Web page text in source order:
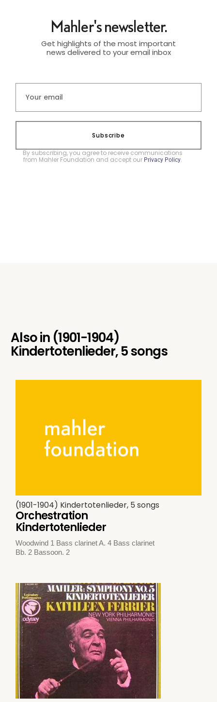
Mahler's newsletter.
Get highlights of the most important
news delivered to your email inbox
Subscribe
By subscribing, you agree to receive communications
from Mahler Foundation and accept our Privacy Policy.
Also in (1901-1904)
Kindertotenlieder, 5 songs
(1901-1904) Kindertotenlieder, 5 songs
Orchestration
Kindertotenlieder
Woodwind 1 Bass clarinet A. 4 Bass clarinet
Bb. 2 Bassoon. 2